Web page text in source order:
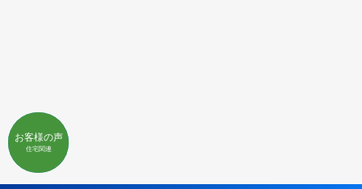
お客様の声
不動産関連
お客様の声
住宅関連